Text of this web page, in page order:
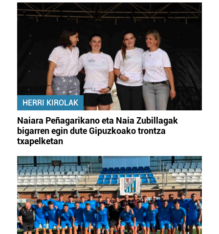
HERRI KIROLAK
Naiara Peñagarikano eta Naia Zubillagak
bigarren egin dute Gipuzkoako trontza
txapelketan